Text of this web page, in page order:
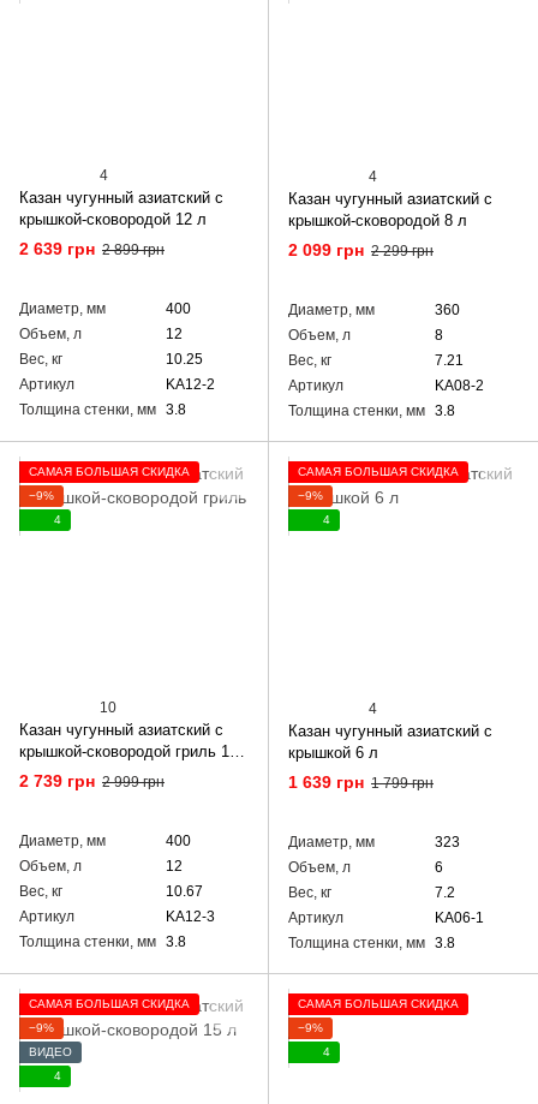
4
Казан чугунный азиатский с
крышкой-сковородой 12 л
2 639 грн 2 899 грн
Диаметр, мм
400
Объем, л
12
Вес, кг
10.25
Артикул
KA12-2
Толщина стенки, мм 3.8
4
Казан чугунный азиатский с
крышкой-сковородой 8 л
2 099 грн 2 299 грн
Диаметр, мм
360
Объем, л
8
Вес, кг
7.21
Артикул
KA08-2
Толщина стенки, мм 3.8
САМАЯ БОЛЬШАЯ СКИДКА
−9%
4
10
Казан чугунный азиатский с
крышкой-сковородой гриль 12
л
2 739 грн 2 999 грн
Диаметр, мм
400
Объем, л
12
Вес, кг
10.67
Артикул
KA12-3
Толщина стенки, мм 3.8
САМАЯ БОЛЬШАЯ СКИДКА
−9%
4
4
Казан чугунный азиатский с
крышкой 6 л
1 639 грн 1 799 грн
Диаметр, мм
323
Объем, л
6
Вес, кг
7.2
Артикул
KA06-1
Толщина стенки, мм 3.8
САМАЯ БОЛЬШАЯ СКИДКА
−9%
ВИДЕО
4
САМАЯ БОЛЬШАЯ СКИДКА
−9%
4